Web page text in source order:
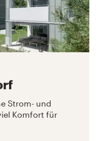
Strom- und
Komfort für